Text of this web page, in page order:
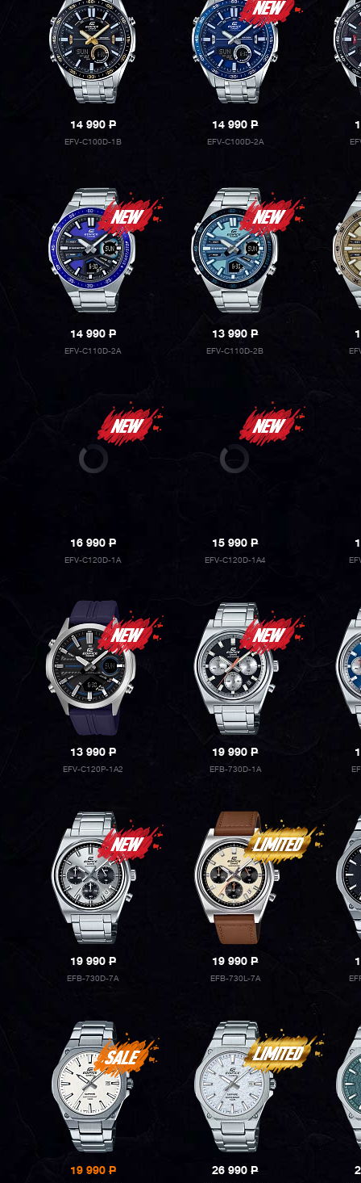
14 990P
EFV-C100D-1B
14 990P
EFV-C100D-2A
14 990P
EFV-C110D-2A
13 990P
EFV-C110D-2B
16 990P
EFV-C120D-1A
15 990P
EFV-C120D-1A4
13 990P
EFV-C120P-1A2
19 990P
EFB-730D-1A
19 990P
EFB-730D-7A
19 990P
EFB-730L-7A
19 990P 26 990P